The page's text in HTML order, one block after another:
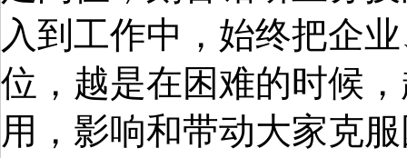
入到工作中，始终把企
位，越是在困难的时候
用，影响和带动大家克